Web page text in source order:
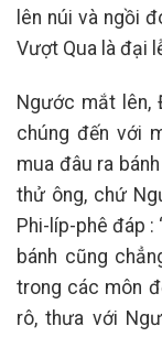
lên núi và ngồi
Vượt Qua là đại
Ngước mắt lên,
chúng đến với
mua đâu ra
thử ông, chứ
Phi-líp-phê đáp :
bánh cũng
trong các môn
rô, thưa với